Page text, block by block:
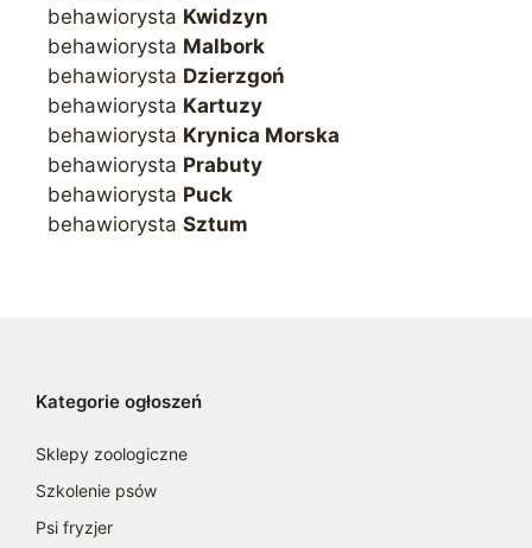
behawiorysta Kwidzyn
behawiorysta Malbork
behawiorysta Dzierzgoń
behawiorysta Kartuzy
behawiorysta Krynica Morska
behawiorysta Prabuty
behawiorysta Puck
behawiorysta Sztum
Kategorie ogłoszeń
Sklepy zoologiczne
Szkolenie psów
Psi fryzjer